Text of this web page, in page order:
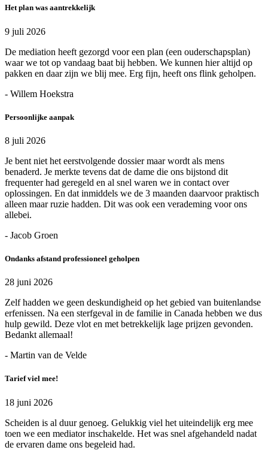
Het plan was aantrekkelijk
9 juli 2026
De mediation heeft gezorgd voor een plan (een ouderschapsplan)
waar we tot op vandaag baat bij hebben. We kunnen hier altijd op
pakken en daar zijn we blij mee. Erg fijn, heeft ons flink geholpen.
- Willem Hoekstra
Persoonlijke aanpak
8 juli 2026
Je bent niet het eerstvolgende dossier maar wordt als mens
benaderd. Je merkte tevens dat de dame die ons bijstond dit
frequenter had geregeld en al snel waren we in contact over
oplossingen. En dat inmiddels we de 3 maanden daarvoor praktisch
alleen maar ruzie hadden. Dit was ook een verademing voor ons
allebei.
- Jacob Groen
Ondanks afstand professioneel geholpen
28 juni 2026
Zelf hadden we geen deskundigheid op het gebied van buitenlandse
erfenissen. Na een sterfgeval in de familie in Canada hebben we dus
hulp gewild. Deze vlot en met betrekkelijk lage prijzen gevonden.
Bedankt allemaal!
- Martin van de Velde
Tarief viel mee!
18 juni 2026
Scheiden is al duur genoeg. Gelukkig viel het uiteindelijk erg mee
toen we een mediator inschakelde. Het was snel afgehandeld nadat
de ervaren dame ons begeleid had.